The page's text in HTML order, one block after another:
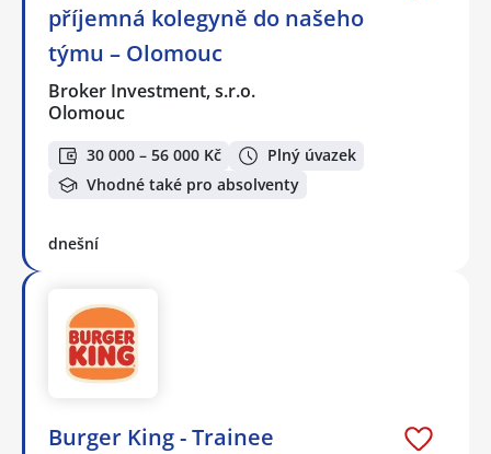
příjemná kolegyně do našeho
týmu – Olomouc
Broker Investment, s.r.o.
Olomouc
30 000 – 56 000 Kč
Plný úvazek
Vhodné také pro absolventy
dnešní
Burger King - Trainee